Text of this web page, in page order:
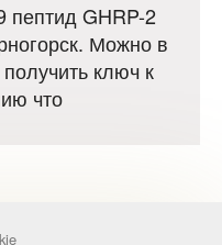
пептид GHRP-2
Можно в
ключ к
что